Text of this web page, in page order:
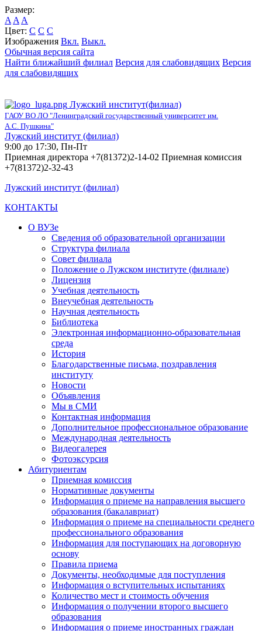
Размер:
A A A
Цвет: C C C
Изображения Вкл. Выкл.
Обычная версия сайта
Найти ближайший филиал Версия для слабовидящих Версия
для слабовидящих
Лужский институт(филиал)
ГАОУ ВО ЛО "Ленинградский государственный университет им.
А.С. Пушкина"
Лужский институт (филиал)
9:00 до 17:30, Пн-Пт
Приемная директора +7(81372)2-14-02 Приемная комиссия
+7(81372)2-32-43
Лужский институт (филиал)
КОНТАКТЫ
О ВУЗе
Сведения об образовательной организации
Структура филиала
Совет филиала
Положение о Лужском институте (филиале)
Лицензия
Учебная деятельность
Внеучебная деятельность
Научная деятельность
Библиотека
Электронная информационно-образовательная
среда
История
Благодарственные письма, поздравления
институту
Новости
Объявления
Мы в СМИ
Контактная информация
Дополнительное профессиональное образование
Международная деятельность
Видеогалерея
Фотоэксурсия
Абитуриентам
Приемная комиссия
Нормативные документы
Информация о приеме на направления высшего
образования (бакалавриат)
Информация о приеме на специальности среднего
профессионального образования
Информация для поступающих на договорную
основу
Правила приема
Документы, необходимые для поступления
Информация о вступительных испытаниях
Количество мест и стоимость обучения
Информация о получении второго высшего
образования
Информация о приеме иностранных граждан